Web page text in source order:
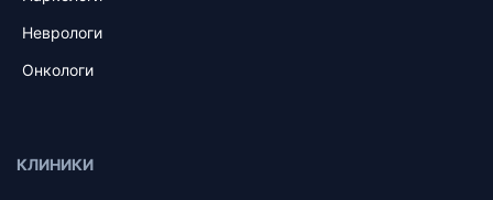
Неврологи
Онкологи
КЛИНИКИ